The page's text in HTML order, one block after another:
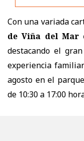
Con una variada
de Viña del Mar
destacando el
experiencia
agosto en el
de 10:30 a 17:00